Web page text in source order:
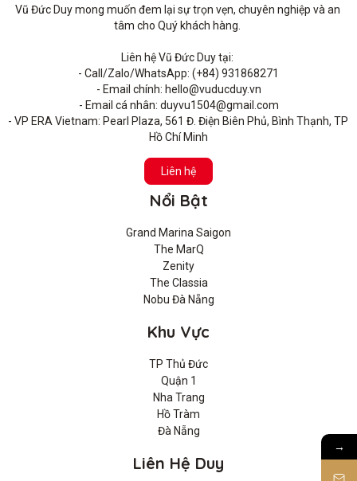
Vũ Đức Duy mong muốn đem lại sự trọn vẹn, chuyên nghiệp và an
tâm cho Quý khách hàng.
Liên hệ Vũ Đức Duy tại:
- Call/Zalo/WhatsApp: (+84) 931868271
- Email chính: hello@vuducduy.vn
- Email cá nhân: duyvu1504@gmail.com
- VP ERA Vietnam: Pearl Plaza, 561 Đ. Điện Biên Phủ, Bình Thạnh, TP
Hồ Chí Minh
Liên hệ
Nổi Bật
Grand Marina Saigon
The MarQ
Zenity
The Classia
Nobu Đà Nẵng
Khu Vực
TP Thủ Đức
Quận 1
Nha Trang
Hồ Tràm
Đà Nẵng
Liên Hệ Duy
→